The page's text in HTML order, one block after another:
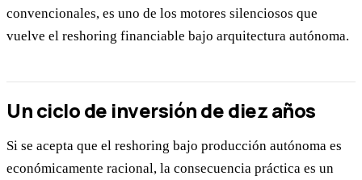
convencionales, es uno de los motores silenciosos que
vuelve el reshoring financiable bajo arquitectura autónoma.
Un ciclo de inversión de diez años
Si se acepta que el reshoring bajo producción autónoma es
económicamente racional, la consecuencia práctica es un